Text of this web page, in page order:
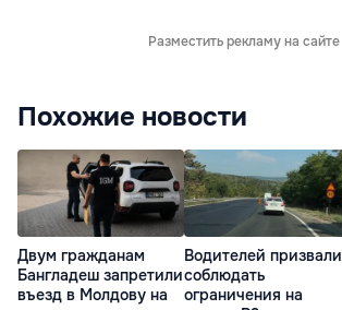
Разместить рекламу на сайте
Похожие новости
Двум гражданам
Бангладеш запретили
въезд в Молдову на
Водителей призвали
соблюдать
ограничения на